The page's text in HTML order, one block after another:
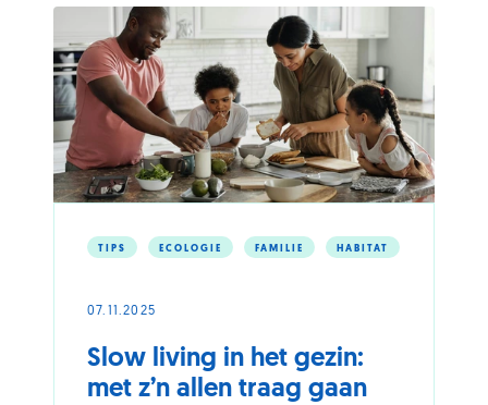
consumeren,
het
kan
Slow living in het gezin:
met z’n allen traag gaan
07.11.2025
TIPS ECOLOGIE FAMILIE HABITAT